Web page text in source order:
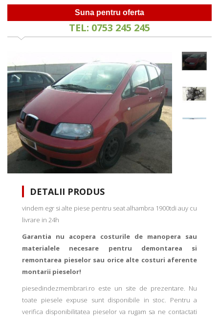
Suna pentru oferta
TEL: 0753 245 245
DETALII PRODUS
vindem egr si alte piese pentru seat alhambra 1900tdi auy cu
livrare in 24h
Garantia nu acopera costurile de manopera sau
materialele necesare pentru demontarea si
remontarea pieselor sau orice alte costuri aferente
montarii pieselor!
piesedindezmembrari.ro este un site de prezentare. Nu
toate piesele expuse sunt disponibile in stoc. Pentru a
verifica disponibilitatea pieselor va rugam sa ne contactati